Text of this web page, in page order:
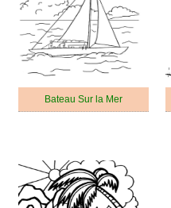
Bateau Sur la Mer